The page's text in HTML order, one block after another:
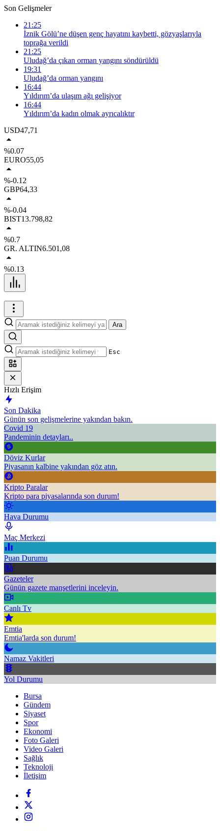
Son Gelişmeler
21:25
İznik Gölü’ne düşen genç hayatını kaybetti, gözyaşlarıyla
toprağa verildi
21:25
Uludağ’da çıkan orman yangını söndürüldü
19:31
Uludağ’da orman yangını
16:44
Yıldırım’da ulaşım ağı gelişiyor
16:44
Yıldırım’da kadın olmak ayrıcalıktır
USD47,71
%0.07
EURO55,05
%-0.12
GBP64,33
%-0.04
BIST13.798,82
%0.7
GR. ALTIN6.501,08
%0.13
Ara
Esc
Hızlı Erişim
Son Dakika
Günün son gelişmelerine yakından bakın.
Covid 19
Pandeminin detayları..
Döviz Kurlar
Piyasanın kalbine yakından göz atın.
Kripto Paralar
Kripto para piyasalarında son durum!
Hava Durumu
Maç Merkezi
Puan Durumu
Gazeteler
Günün gazete manşetlerini inceleyin.
Canlı Tv
Emtia
Emtia'larda son durum!
Namaz Vakitleri
Yol Durumu
Bursa
Gündem
Siyaset
Spor
Ekonomi
Foto Galeri
Video Galeri
Sağlık
Teknoloji
İletişim